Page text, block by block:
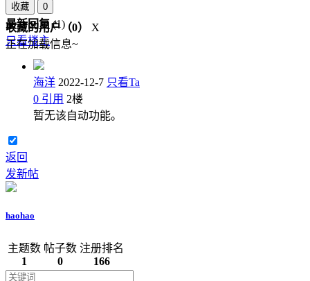
收藏
0
收藏的用户（0）
X
正在加载信息~
最新回复(1)
只看楼主
海洋 2022-12-7 只看Ta
0 引用 2楼
暂无该自动功能。
返回
发新帖
haohao
主题数
1
帖子数
0
注册排名
166